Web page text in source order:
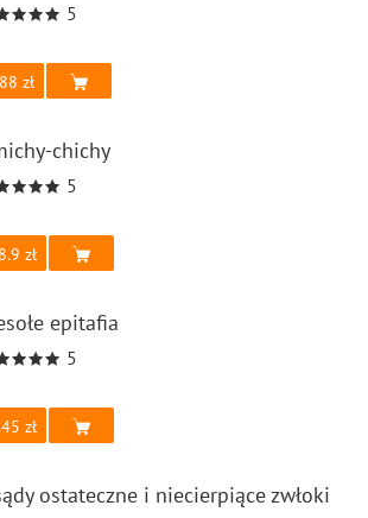
5
chichy
5
epitafia
5
ostateczne i niecierpiące zwłoki